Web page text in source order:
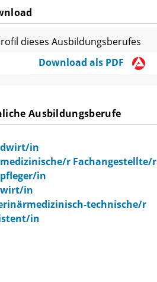
dieses Ausbildungsberufes
Download als PDF
Ausbildungsberufe
in
r Fachangestellte/r
in
in
technische/r
in